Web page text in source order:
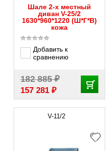
Шале 2-х местный
диван V-25/2
1630*960*1220 (Ш*Г*В)
кожа
Добавить к
сравнению
182 885₽
157 281 ₽
V-11/2